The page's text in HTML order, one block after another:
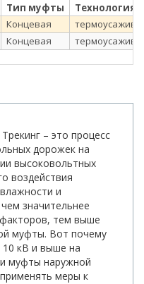
Тип муфты Технология
Концевая
Концевая
– это процесс
дорожек на
высоковольтных
воздействия
и
значительнее
тем выше
муфты. Вот почему
кВ и выше на
муфты наружной
меры к